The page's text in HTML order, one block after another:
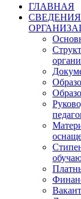
ГЛАВНАЯ